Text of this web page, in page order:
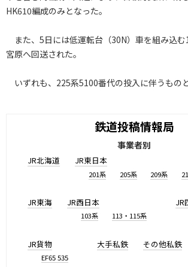
HK610編成のみとなった。
また、5日には低運転台（30N）車を組み込
宮原へ回送された。
いずれも、225系5100番代の投入に伴うものと
鉄道投稿情報局
事業者別
JR北海道 JR東日本
201系 205系 209系
JR東海 JR西日本
103系 113・115系
JR
JR貨物
EF65 535
大手私鉄 その他私鉄